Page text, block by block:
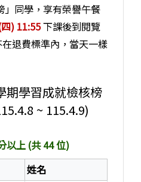
」同學，享有榮譽午餐
) 11:55下課後到閱覽
退費標準內，當天一樣
期學習成就檢核榜
~ 115.4.9)
：金榜（26分以上）共44位、
以上 (共 44 位)
姓名